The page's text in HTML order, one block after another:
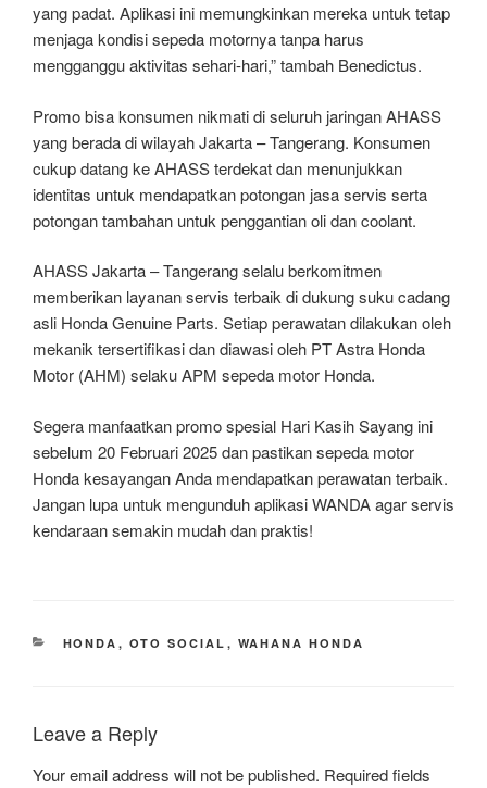
yang padat. Aplikasi ini memungkinkan mereka untuk tetap
menjaga kondisi sepeda motornya tanpa harus
mengganggu aktivitas sehari-hari,” tambah Benedictus.
Promo bisa konsumen nikmati di seluruh jaringan AHASS
yang berada di wilayah Jakarta – Tangerang. Konsumen
cukup datang ke AHASS terdekat dan menunjukkan
identitas untuk mendapatkan potongan jasa servis serta
potongan tambahan untuk penggantian oli dan coolant.
AHASS Jakarta – Tangerang selalu berkomitmen
memberikan layanan servis terbaik di dukung suku cadang
asli Honda Genuine Parts. Setiap perawatan dilakukan oleh
mekanik tersertifikasi dan diawasi oleh PT Astra Honda
Motor (AHM) selaku APM sepeda motor Honda.
Segera manfaatkan promo spesial Hari Kasih Sayang ini
sebelum 20 Februari 2025 dan pastikan sepeda motor
Honda kesayangan Anda mendapatkan perawatan terbaik.
Jangan lupa untuk mengunduh aplikasi WANDA agar servis
kendaraan semakin mudah dan praktis!
CATEGORIES
HONDA , OTO SOCIAL , WAHANA HONDA
Leave a Reply
Your email address will not be published. Required fields